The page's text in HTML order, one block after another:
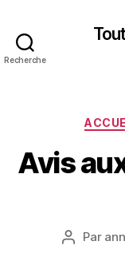
Recherche
Avis
Auteur
Par